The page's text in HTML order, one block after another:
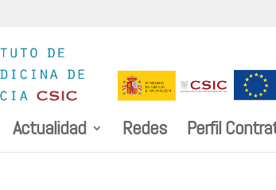
Actualidad Redes Perfil